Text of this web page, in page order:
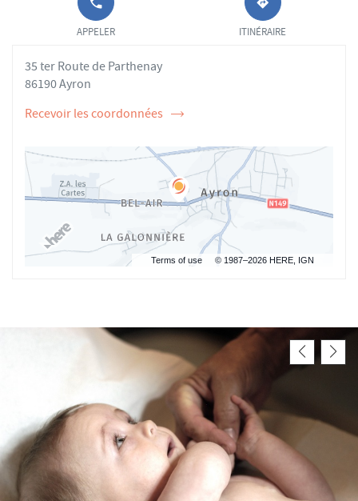
APPELER LE
POINT DE
VENTE
AGOGUE AU
APPELER ITINÉRAIRE
JUSQU'AU
POINT
DE
35 ter Route de Parthenay
86190 Ayron
Recevoir les coordonnées
de
Arthur
AGOGUE
Terms of use © 1987–2026 HERE, IGN